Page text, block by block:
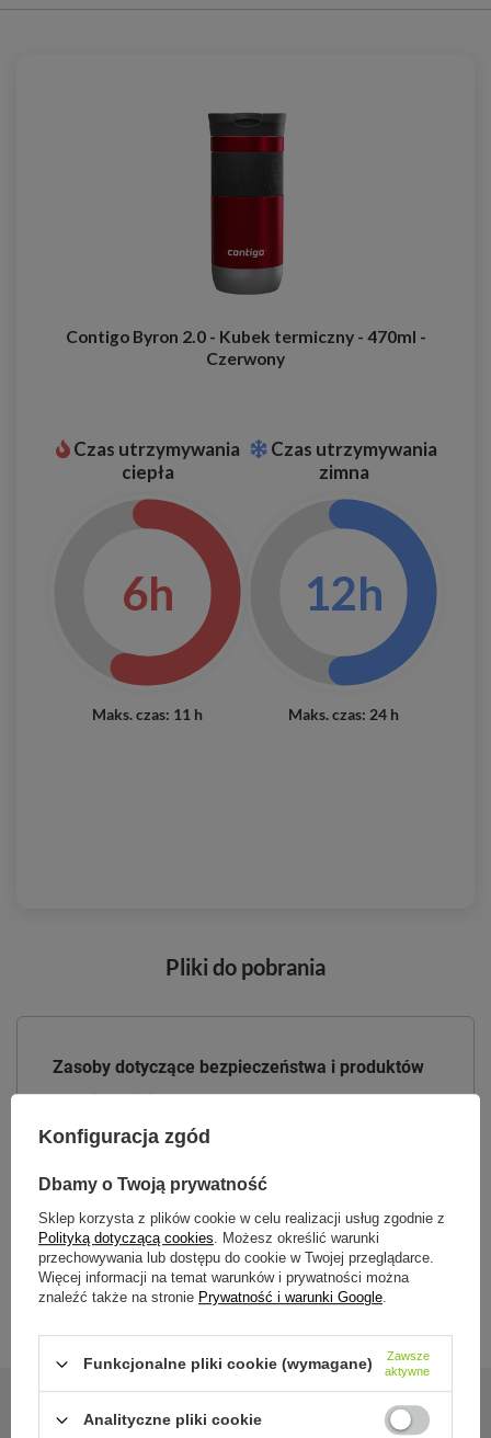
Contigo Byron 2.0 - Kubek termiczny - 470ml -
Czerwony
Czas utrzymywania
ciepła
6h
Maks. czas: 11 h
Czas utrzymywania
zimna
12h
Maks. czas: 24 h
Pliki do pobrania
Zasoby dotyczące bezpieczeństwa i produktów
Instrukcja obsługi
Instrukcja-Byron
SnapSeal
Konfiguracja zgód
Dbamy o Twoją prywatność
Sklep korzysta z plików cookie w celu realizacji usług zgodnie z
Polityką dotyczącą cookies. Możesz określić warunki
przechowywania lub dostępu do cookie w Twojej przeglądarce.
Więcej informacji na temat warunków i prywatności można
znaleźć także na stronie Prywatność i warunki Google.
Funkcjonalne pliki cookie (wymagane)
Zawsze
aktywne
Analityczne pliki cookie